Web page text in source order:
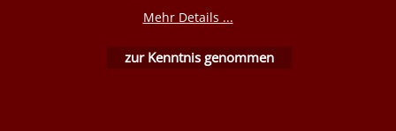
Mehr Details ...
zur Kenntnis genommen